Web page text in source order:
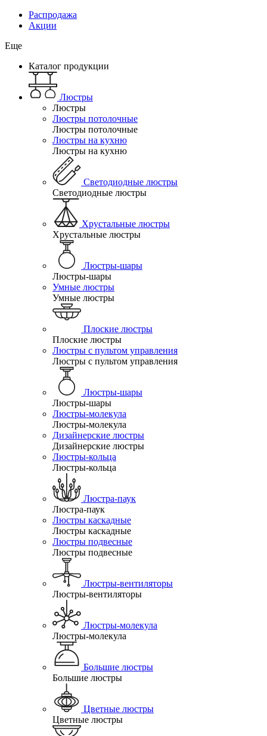
Распродажа
Акции
Еще
Каталог продукции
Люстры
Люстры
Люстры потолочные
Люстры потолочные
Люстры на кухню
Люстры на кухню
Светодиодные люстры
Светодиодные люстры
Хрустальные люстры
Хрустальные люстры
Люстры-шары
Люстры-шары
Умные люстры
Умные люстры
Плоские люстры
Плоские люстры
Люстры с пультом управления
Люстры с пультом управления
Люстры-шары
Люстры-шары
Люстры-молекула
Люстры-молекула
Дизайнерские люстры
Дизайнерские люстры
Люстры-кольца
Люстры-кольца
Люстра-паук
Люстра-паук
Люстры каскадные
Люстры каскадные
Люстры подвесные
Люстры подвесные
Люстры-вентиляторы
Люстры-вентиляторы
Люстры-молекула
Люстры-молекула
Большие люстры
Большие люстры
Цветные люстры
Цветные люстры